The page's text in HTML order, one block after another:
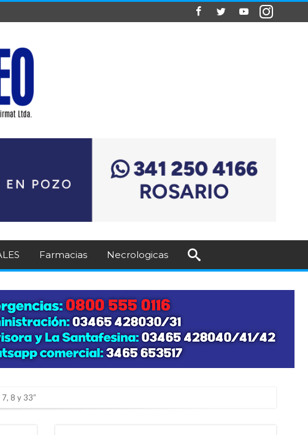
Farmacias Necrologicas
8 y 33”